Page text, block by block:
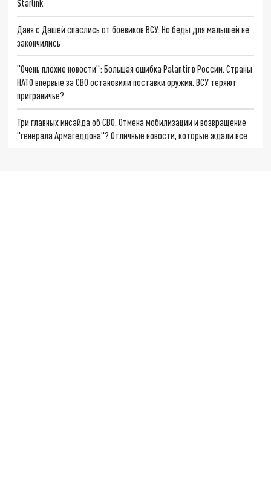
Starlink
Даня с Дашей спаслись от боевиков ВСУ. Но беды для малышей не
закончились
"Очень плохие новости": Большая ошибка Palantir в России. Страны
НАТО впервые за СВО остановили поставки оружия. ВСУ теряют
приграничье?
Три главных инсайда об СВО. Отмена мобилизации и возвращение
"генерала Армагеддона"? Отличные новости, которые ждали все